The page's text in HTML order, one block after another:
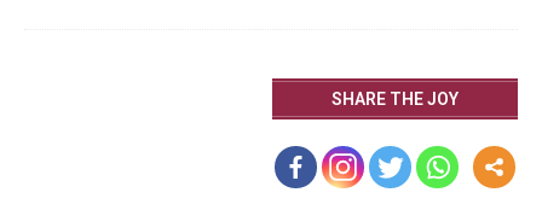
SHARE THE JOY